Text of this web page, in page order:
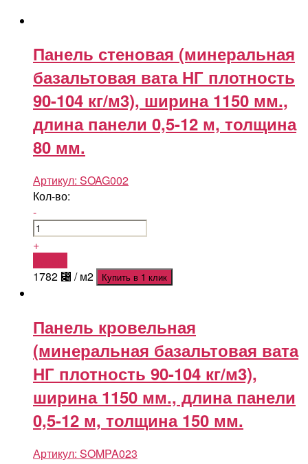
Панель стеновая (минеральная
базальтовая вата НГ плотность
90-104 кг/м3), ширина 1150 мм.,
длина панели 0,5-12 м, толщина
80 мм.
Артикул: SOAG002
Кол-во:
-
+
1782 ⃄ / м2 Купить в 1 клик
Панель кровельная
(минеральная базальтовая вата
НГ плотность 90-104 кг/м3),
ширина 1150 мм., длина панели
0,5-12 м, толщина 150 мм.
Артикул: SOMPA023